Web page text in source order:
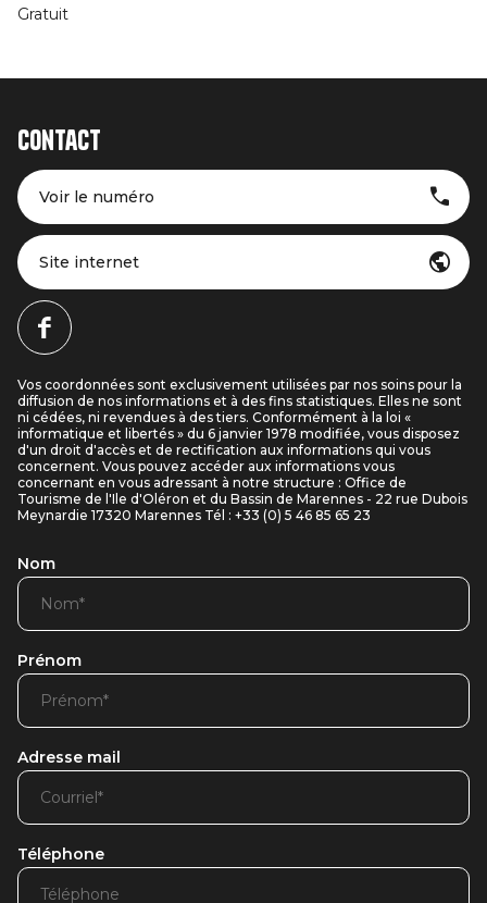
Gratuit
Contact
Voir le numéro
Site internet
Vos coordonnées sont exclusivement utilisées par nos soins pour la
diffusion de nos informations et à des fins statistiques. Elles ne sont
ni cédées, ni revendues à des tiers. Conformément à la loi «
informatique et libertés » du 6 janvier 1978 modifiée, vous disposez
d'un droit d'accès et de rectification aux informations qui vous
concernent. Vous pouvez accéder aux informations vous
concernant en vous adressant à notre structure : Office de
Tourisme de l'Ile d'Oléron et du Bassin de Marennes - 22 rue Dubois
Meynardie 17320 Marennes Tél : +33 (0) 5 46 85 65 23
Nom
Prénom
Adresse mail
Téléphone